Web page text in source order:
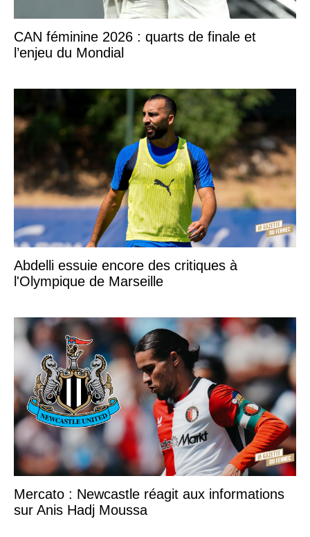
CAN féminine 2026 : quarts de finale et
l’enjeu du Mondial
Abdelli essuie encore des critiques à
l'Olympique de Marseille
Mercato : Newcastle réagit aux informations
sur Anis Hadj Moussa